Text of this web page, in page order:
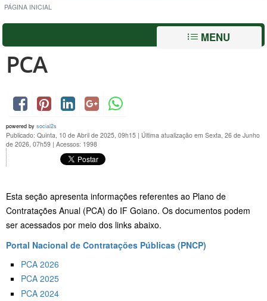
PÁGINA INICIAL
MENU
PCA
powered by social2s
Publicado: Quinta, 10 de Abril de 2025, 09h15 | Última atualização em Sexta, 26 de Junho
de 2026, 07h59 | Acessos: 1998
Esta seção apresenta informações referentes ao Plano de
Contratações Anual (PCA) do IF Goiano. Os documentos podem
ser acessados por meio dos links abaixo.
Portal Nacional de Contratações Públicas (PNCP)
PCA 2026
PCA 2025
PCA 2024